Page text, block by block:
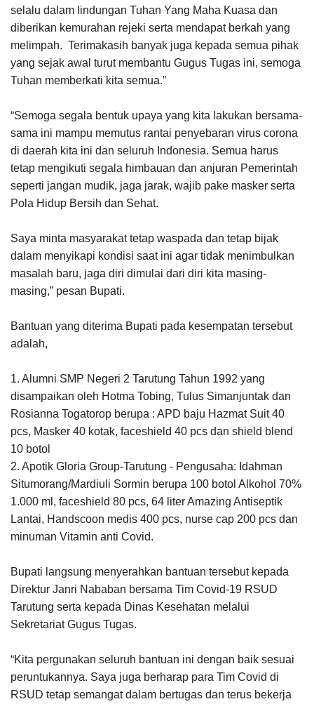
selalu dalam lindungan Tuhan Yang Maha Kuasa dan
diberikan kemurahan rejeki serta mendapat berkah yang
melimpah. Terimakasih banyak juga kepada semua pihak
yang sejak awal turut membantu Gugus Tugas ini, semoga
Tuhan memberkati kita semua.”
“Semoga segala bentuk upaya yang kita lakukan bersama-
sama ini mampu memutus rantai penyebaran virus corona
di daerah kita ini dan seluruh Indonesia. Semua harus
tetap mengikuti segala himbauan dan anjuran Pemerintah
seperti jangan mudik, jaga jarak, wajib pake masker serta
Pola Hidup Bersih dan Sehat.
Saya minta masyarakat tetap waspada dan tetap bijak
dalam menyikapi kondisi saat ini agar tidak menimbulkan
masalah baru, jaga diri dimulai dari diri kita masing-
masing,” pesan Bupati.
Bantuan yang diterima Bupati pada kesempatan tersebut
adalah,
1. Alumni SMP Negeri 2 Tarutung Tahun 1992 yang
disampaikan oleh Hotma Tobing, Tulus Simanjuntak dan
Rosianna Togatorop berupa : APD baju Hazmat Suit 40
pcs, Masker 40 kotak, faceshield 40 pcs dan shield blend
10 botol
2. Apotik Gloria Group-Tarutung - Pengusaha: Idahman
Situmorang/Mardiuli Sormin berupa 100 botol Alkohol 70%
1.000 ml, faceshield 80 pcs, 64 liter Amazing Antiseptik
Lantai, Handscoon medis 400 pcs, nurse cap 200 pcs dan
minuman Vitamin anti Covid.
Bupati langsung menyerahkan bantuan tersebut kepada
Direktur Janri Nababan bersama Tim Covid-19 RSUD
Tarutung serta kepada Dinas Kesehatan melalui
Sekretariat Gugus Tugas.
“Kita pergunakan seluruh bantuan ini dengan baik sesuai
peruntukannya. Saya juga berharap para Tim Covid di
RSUD tetap semangat dalam bertugas dan terus bekerja